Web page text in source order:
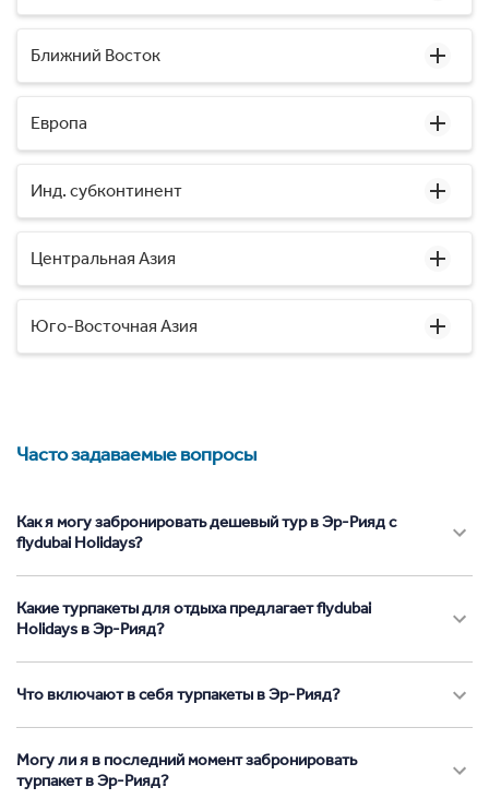
Ближний Восток
Европа
Инд. субконтинент
Центральная Азия
Юго-Восточная Азия
Часто задаваемые вопросы
Как я могу забронировать дешевый тур в Эр-Рияд с
flydubai Holidays?
Какие турпакеты для отдыха предлагает flydubai
Holidays в Эр-Рияд?
Что включают в себя турпакеты в Эр-Рияд?
Могу ли я в последний момент забронировать
турпакет в Эр-Рияд?